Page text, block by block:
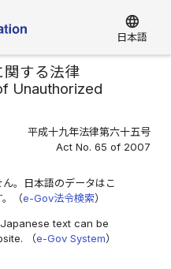
language
日本語
関する法律
Unauthorized
平成十九年法律第六十五号
Act No. 65 of 2007
。日本語のデータはこ
。（e-Gov法令検索）
text can be
（e-Gov System）